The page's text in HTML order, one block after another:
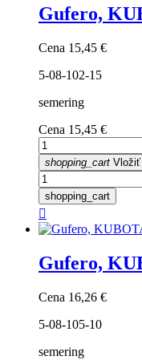
Gufero,
Cena 15,45 €
5-08-102-15
semering
Cena 15,45 €
shopping_cart
shopping_cart

Gufero,
Cena 16,26 €
5-08-105-10
semering